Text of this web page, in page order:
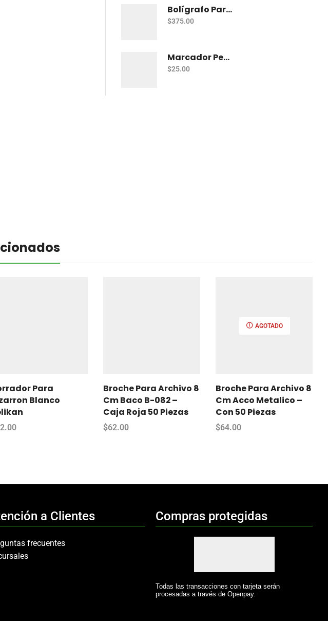
Bolígrafo Parker Jotter Kensington Ct Bp
$375.00
Marcador Permanente Sharpie Chisel Tip - Rojo
$25.00
Para
Blanco
Broche Para Archivo 8
Cm Baco B-082 –
Caja Roja 50 Piezas
$62.00
AGOTADO
Broche Para Archivo 8
Cm Acco Metalico –
Con 50 Piezas
$64.00
a Clientes
frecuentes
Compras protegidas
Todas las transacciones con tarjeta serán
procesadas a través de Openpay.